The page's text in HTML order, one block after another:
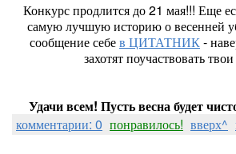
Конкурс продлится до 21 мая!!! Еще
самую лучшую историю о весенней
сообщение себев ЦИТАТНИК-
захотят поучаствовать
Удачи всем! Пусть весна будет
комментарии: 0 понравилось! вверх^